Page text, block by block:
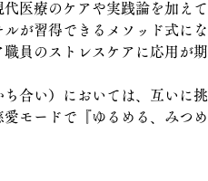
医療のケアや実践論を加えて
が習得できるメソッド式にな
員のストレスケアに応用が期
合い）においては、互いに挑
モードで『ゆるめる、みつめ